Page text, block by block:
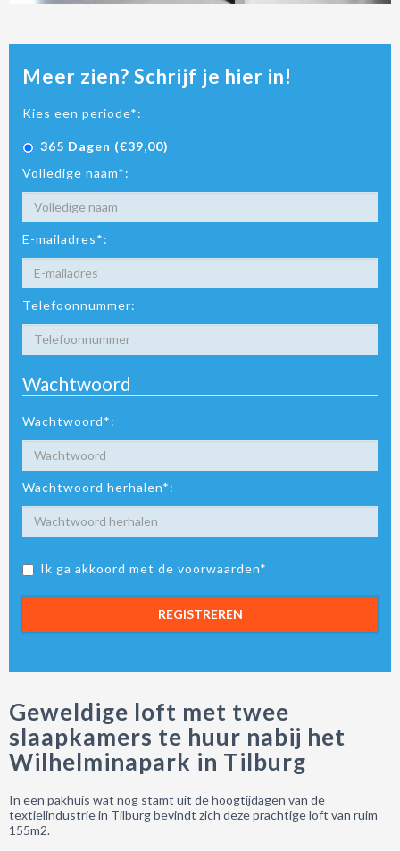
Meer zien? Schrijf je hier in!
Kies een periode*:
365 Dagen (€39,00)
Volledige naam*:
E-mailadres*:
Telefoonnummer:
Wachtwoord
Wachtwoord*:
Wachtwoord herhalen*:
Ik ga akkoord met de voorwaarden*
REGISTREREN
Geweldige loft met twee
slaapkamers te huur nabij het
Wilhelminapark in Tilburg
In een pakhuis wat nog stamt uit de hoogtijdagen van de
textielindustrie in Tilburg bevindt zich deze prachtige loft van ruim
155m2.